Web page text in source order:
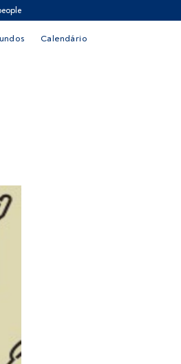
Calendário